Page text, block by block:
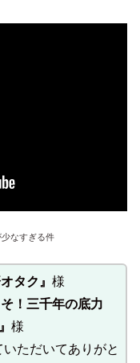
なすぎる件
タク』 様
！三千年の底力
様
ただいてありがと